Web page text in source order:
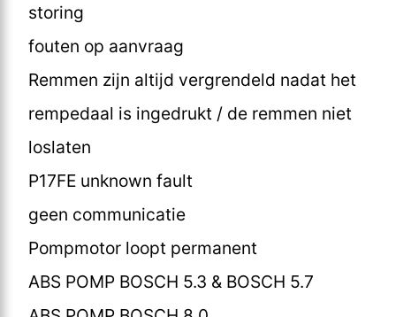
storing
fouten op aanvraag
Remmen zijn altijd vergrendeld nadat het
rempedaal is ingedrukt / de remmen niet
loslaten
P17FE unknown fault
geen communicatie
Pompmotor loopt permanent
ABS POMP BOSCH 5.3 & BOSCH 5.7